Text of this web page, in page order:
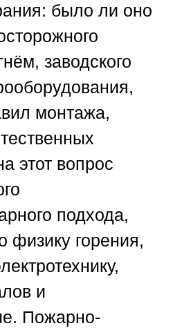
было ли оно
заводского
монтажа,
этот вопрос
подхода,
физику горения,
и
Пожарно-